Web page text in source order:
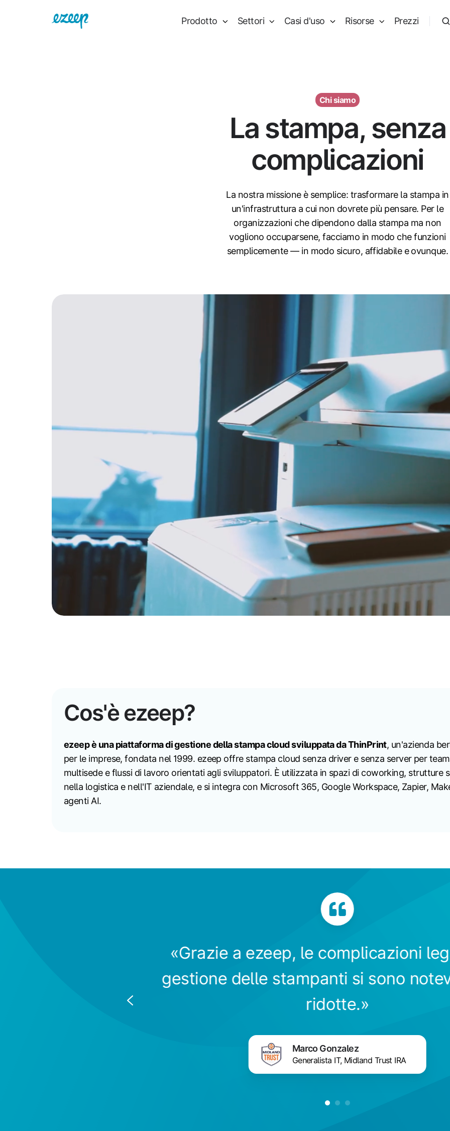
Prodotto Settori Casi d'uso Risorse Prezzi
Chi siamo
La stampa, senza
complicazioni
La nostra missione è semplice: trasformare la stampa in
un'infrastruttura a cui non dovrete più pensare. Per le
organizzazioni che dipendono dalla stampa ma non
vogliono occuparsene, facciamo in modo che funzioni
semplicemente — in modo sicuro, affidabile e ovunque.
Cos'è ezeep?
ezeep è una piattaforma di gestione della stampa cloud sviluppata da ThinPrint, un'azienda
per le imprese, fondata nel 1999. ezeep offre stampa cloud senza driver e senza server per
multisede e flussi di lavoro orientati agli sviluppatori. È utilizzata in spazi di coworking, strutture
nella logistica e nell'IT aziendale, e si integra con Microsoft 365, Google Workspace, Zapier,
agenti AI.
«Grazie a ezeep, le complicazioni
gestione delle stampanti si sono
ridotte.»
Marco Gonzalez
Generalista IT, Midland Trust IRA
Gonzalez